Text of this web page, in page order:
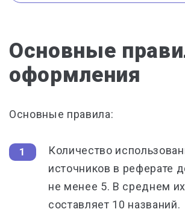
Основные
оформления
Основные правила:
Количество
источников в реферате
не менее 5. В среднем
составляет 10 названий.